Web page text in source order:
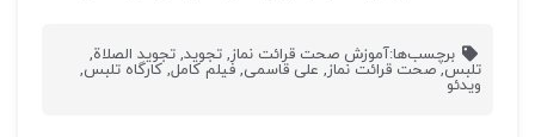
برچسب‌ها:آموزش صحت قرائت نماز,تجوید,تجوید الصلاة,
تلبس,صحت قرائت نماز, علی قاسمی, فیلم کامل, کارگاه تلبس,
ویدئو